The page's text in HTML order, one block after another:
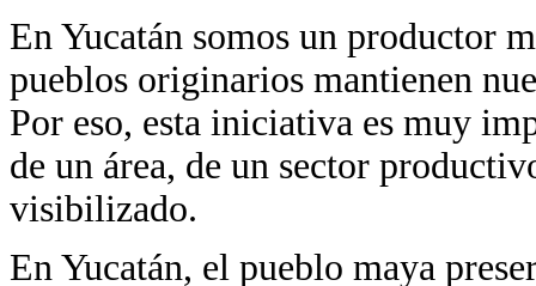
En Yucatán somos un productor
pueblos originarios mantienen
Por eso, esta iniciativa es muy
de un área, de un sector
visibilizado.
En Yucatán, el pueblo maya